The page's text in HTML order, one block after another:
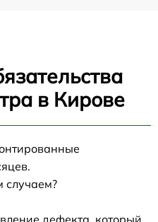
в Кирове
случаем?
дефекта, который